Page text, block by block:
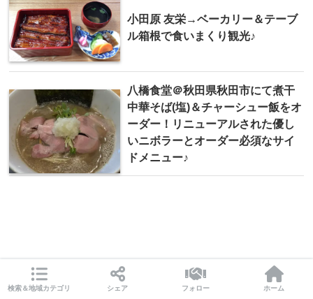
小田原 友栄→ベーカリー＆テーブ
ル箱根で食いまくり観光♪
八橋食堂＠秋田県秋田市にて煮干
中華そば(塩)＆チャーシュー飯をオ
ーダー！リニューアルされた優し
いニボラーとオーダー必須なサイ
ドメニュー♪
検索＆地域カテゴリ シェア フォロー ホーム